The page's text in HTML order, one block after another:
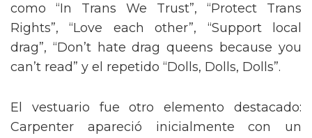
como “In Trans We Trust”, “Protect Trans
Rights”, “Love each other”, “Support local
drag”, “Don’t hate drag queens because you
can’t read” y el repetido “Dolls, Dolls, Dolls”.
El vestuario fue otro elemento destacado:
Carpenter apareció inicialmente con un